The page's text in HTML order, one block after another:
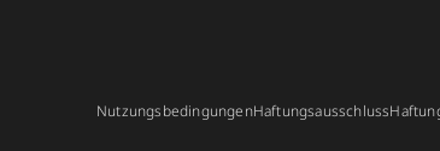
NutzungsbedingungenHaftungsausschluss